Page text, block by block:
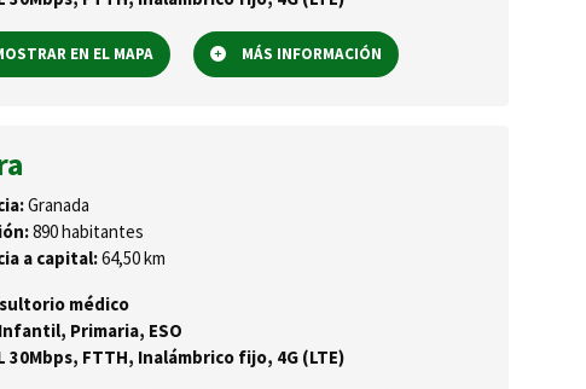
EN EL MAPA MÁS INFORMACIÓN
Granada
890 habitantes
a capital:64,50 km
médico
Primaria, ESO
30Mbps, FTTH, Inalámbrico fijo, 4G (LTE)